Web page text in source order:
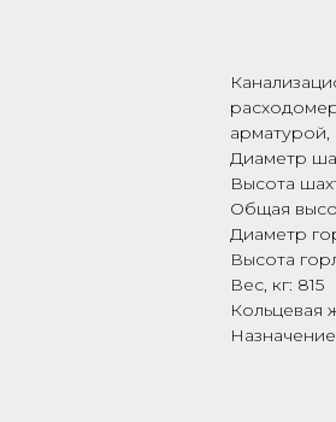
Диаметр
Высота
Общая
Диаметр
Высота
Вес, кг: 815
Кольцевая